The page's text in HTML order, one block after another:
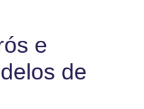
e
de